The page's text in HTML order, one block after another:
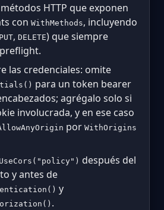
HTTP que exponen
con WithMethods, incluyendo
PUT, DELETE) que siempre
las credenciales: omite
para un token bearer
agrégalo solo si
involucrada, y en ese caso
por WithOrigins
después del
y antes de
y
.